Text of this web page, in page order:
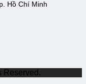
Hồ Chí Minh
Reserved.